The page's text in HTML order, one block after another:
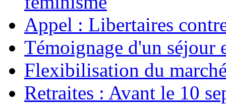
Appel : Libertaires
Témoignage d'un séjour
Flexibilisation du
Retraites : Avant le 10